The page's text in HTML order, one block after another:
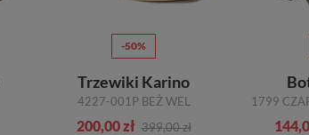
-50%
Trzewiki Karino
4227-001P BEŻ WEL
200,00 zł 399,00 zł